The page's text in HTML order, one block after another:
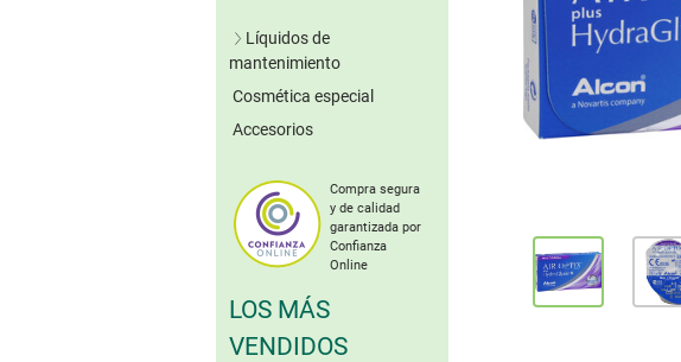
Lentillas grises
Lentillas marrones
Otros colores
colores
Líquidos de
mantenimiento
Soluciones únicas
Sin conserv.
Sistemas de peróxido
Solución salina
Gotas oculares
Cuidado de lentillas
Tamaño viaje
Cosmética especial
Accesorios
Compra segura
y de calidad
garantizada por
Confianza
Online
LOS MÁS
VENDIDOS